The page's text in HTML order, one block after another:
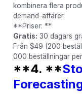
kombinera flera
demand-affärer.
**Priser: **
Gratis: 30 dagars
Från $49 (200
000 beställningar
**4. **